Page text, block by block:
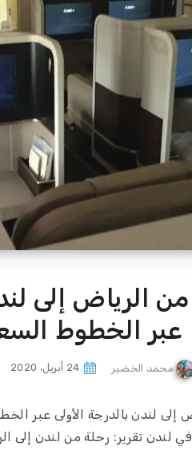
الرياض إلى
عبر الخطوط
محمد الخضير 24 أبريل، 2020
إلى لندن بالدرجة الأولى عبر
لندن تقرير: رحلة من لندن إلى